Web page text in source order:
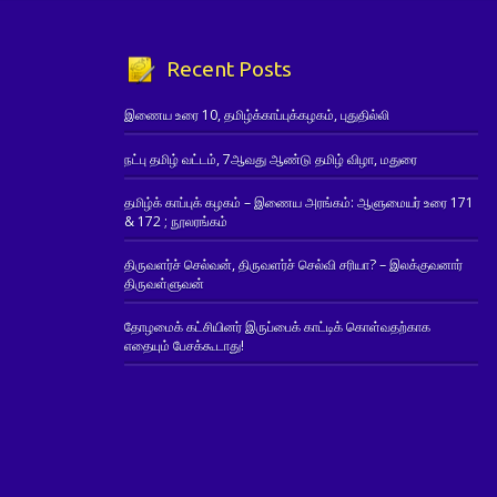
Recent Posts
இணைய உரை 10, தமிழ்க்காப்புக்கழகம், புதுதில்லி
நட்பு தமிழ் வட்டம், 7ஆவது ஆண்டு தமிழ் விழா, மதுரை
தமிழ்க் காப்புக் கழகம் – இணைய அரங்கம்: ஆளுமையர் உரை 171
& 172 ; நூலரங்கம்
திருவளர்ச் செல்வன், திருவளர்ச் செல்வி சரியா? – இலக்குவனார்
திருவள்ளுவன்
தோழமைக் கட்சியினர் இருப்பைக் காட்டிக் கொள்வதற்காக
எதையும் பேசக்கூடாது!